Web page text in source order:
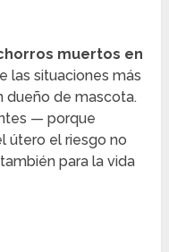
muertos en
las situaciones más
dueño de mascota.
— porque
útero el riesgo no
para la vida